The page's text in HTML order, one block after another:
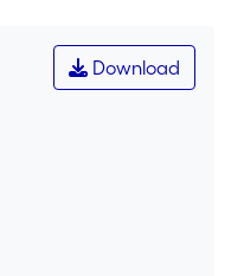
Download